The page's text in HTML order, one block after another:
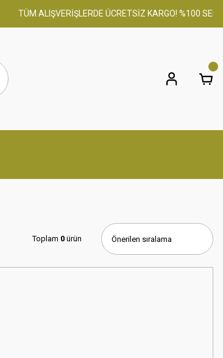
TÜM ALIŞVERİŞLERDE ÜCRETSİZ KARGO! %100
Toplam 0 ürün